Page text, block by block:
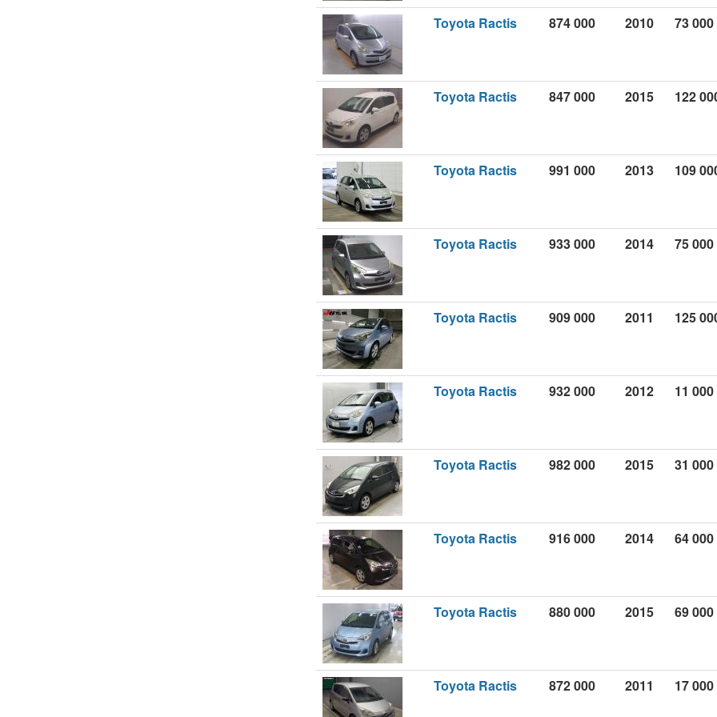
Toyota Ractis 874 000 2010 73 000
Toyota Ractis 847 000 2015 122
Toyota Ractis 991 000 2013 109
Toyota Ractis 933 000 2014 75 000
Toyota Ractis 909 000 2011 125
Toyota Ractis 932 000 2012 11 000
Toyota Ractis 982 000 2015 31 000
Toyota Ractis 916 000 2014 64 000
Toyota Ractis 880 000 2015 69 000
Toyota Ractis 872 000 2011 17 000